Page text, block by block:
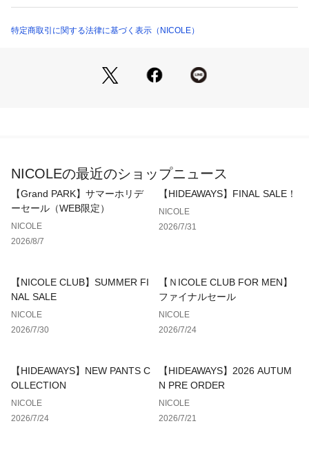
います。二重編みのしっかりとした張り感と、ボリュームのあ
※画像の商品はサンプルです。実際の商品とは仕様・加工・サ
イズ・素材が若干異なる場合がございます。
※ 掲載画像の商品の色味は、 撮影場所や光の当たり具合など
により色味が異なって見える場合がございます。
また、お客様のお使いのPC・スマートフォン等のモニター環
境などにより色味が異なって見える場合がございます。予めご
【NICOLE SPORTS】
BUT
スポーツと日常着の融合をテーマに機能性とファッション性を
兼ねそろえた普段着の延長の様な感覚で楽しめるアイテムを提
案
4564-7730 （ショップ）
特定商取引に関する法律に基づく表示（NICOLE）
NICOLEの最近のショップニュース
【Grand PARK】サマーホリデ
ーセール（WEB限定）
NICOLE
2026/8/7
【HIDEAWAYS】FINAL SALE！
NICOLE
2026/7/31
【NICOLE CLUB】SUMMER FI
NAL SALE
NICOLE
2026/7/30
【ＮICOLE CLUB FOR MEN】
ファイナルセール
NICOLE
2026/7/24
【HIDEAWAYS】NEW PANTS C
OLLECTION
NICOLE
2026/7/24
【HIDEAWAYS】2026 AUTUM
N PRE ORDER
NICOLE
2026/7/21